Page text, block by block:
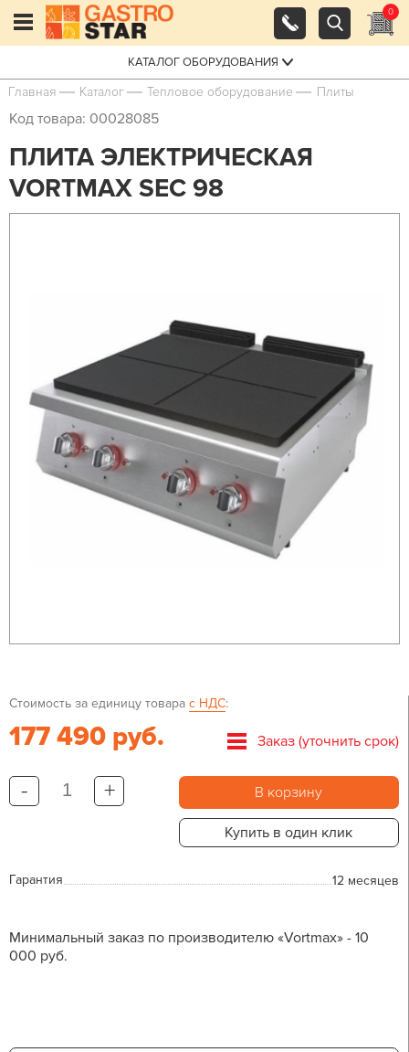
0
КАТАЛОГ ОБОРУДОВАНИЯ
Главная Каталог Тепловое оборудование Плиты
Код товара: 00028085
ПЛИТА ЭЛЕКТРИЧЕСКАЯ
VORTMAX SEC 98
Стоимость за единицу товара с НДС:
177 490 руб. Заказ (уточнить срок)
- + В корзину
Купить в один клик
Гарантия 12 месяцев
Минимальный заказ по производителю «Vortmax» - 10
000 руб.